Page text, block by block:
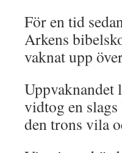
För en tid
Arkens
vaknat upp
Uppvaknandet
vidtog en
den trons vila